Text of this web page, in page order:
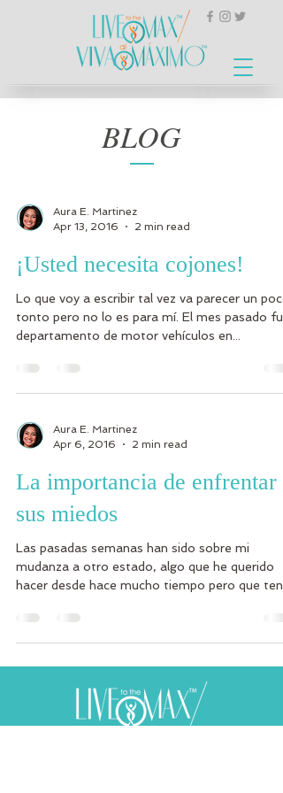
BLOG
Aura E. Martinez
Apr 13, 2016
2 min read
¡Usted necesita cojones!
Lo que voy a escribir tal vez va parecer un poco
tonto pero no lo es para mí. El mes pasado fuí
departamento de motor vehículos en...
Aura E. Martinez
Apr 6, 2016
2 min read
La importancia de enfrentar
sus miedos
Las pasadas semanas han sido sobre mi
mudanza a otro estado, algo que he querido
hacer desde hace mucho tiempo pero que